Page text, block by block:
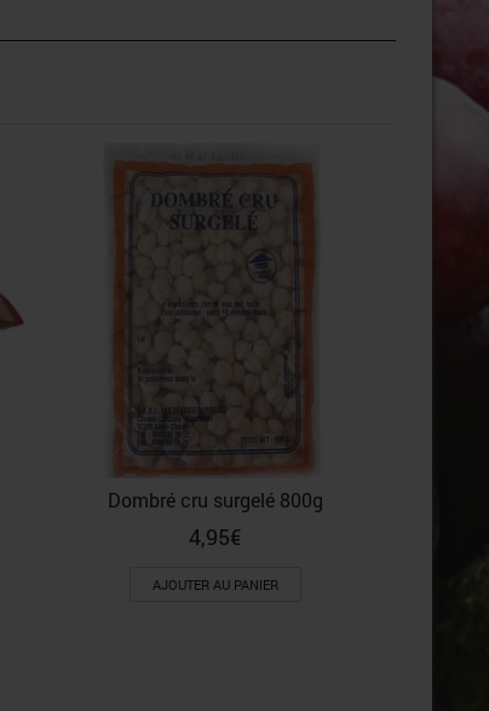
Dombré cru surgelé 800g
4,95€
AJOUTER AU PANIER